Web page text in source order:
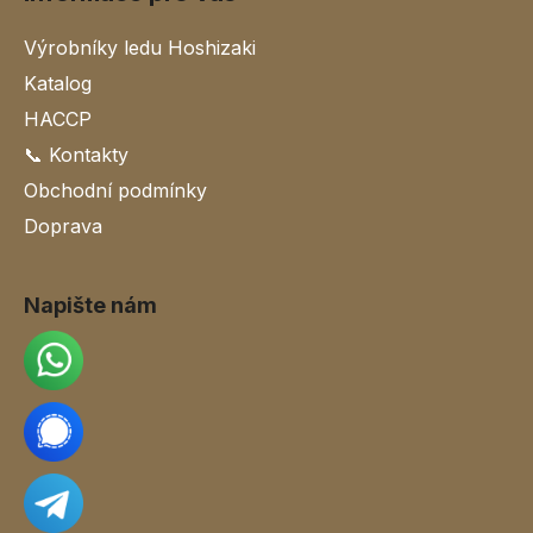
Výrobníky ledu Hoshizaki
Katalog
HACCP
📞 Kontakty
Obchodní podmínky
Doprava
Napište nám